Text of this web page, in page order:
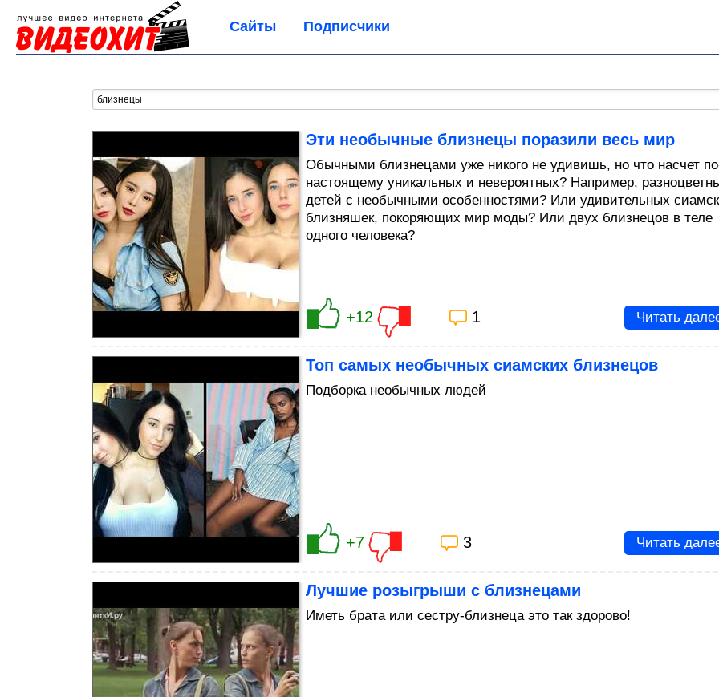
Сайты Подписчики
Эти необычные близнецы поразили весь мир
Обычными близнецами уже никого не удивишь, но что насчет
настоящему уникальных и невероятных? Например,
детей с необычными особенностями? Или удивительных
близняшек, покоряющих мир моды? Или двух близнецов в теле
одного человека?
+12 1 Читать
Топ самых необычных сиамских близнецов
Подборка необычных людей
+7 3 Читать
Лучшие розыгрыши с близнецами
Иметь брата или сестру-близнеца это так здорово!